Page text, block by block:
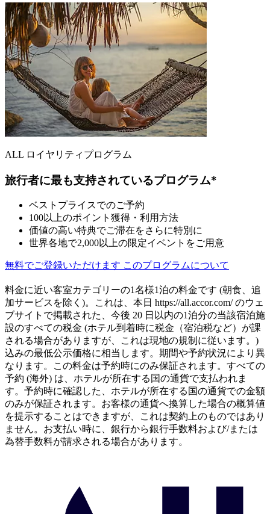
ALL ロイヤリティプログラム
旅行者に最も支持されているプログラム*
ベストプライスでのご予約
100以上のポイント獲得・利用方法
価値の高い特典でご滞在をさらに特別に
世界各地で2,000以上の限定イベントをご用意
無料でご登録いただけます このプログラムについて
料金に近い客室カテゴリーの1名様1泊の料金です (朝食、追
加サービスを除く)。これは、本日 https://all.accor.com/ のウェ
ブサイトで掲載された、今後 20 日以内の1泊分の当該宿泊施
設のすべての税金 (ホテル到着時に税金（宿泊税など）が課
される場合がありますが、これは現地の規制に従います。)
込みの最低公示価格に相当します。期間や予約状況により異
なります。この料金は予約時にのみ保証されます。すべての
予約 (海外) は、ホテルが所在する国の通貨で支払われま
す。予約時に確認した、ホテルが所在する国の通貨での金額
のみが保証されます。お客様の通貨へ換算した場合の概算値
を提示することはできますが、これは契約上のものではあり
ません。お支払い時に、銀行から銀行手数料および/または
為替手数料が請求される場合があります。